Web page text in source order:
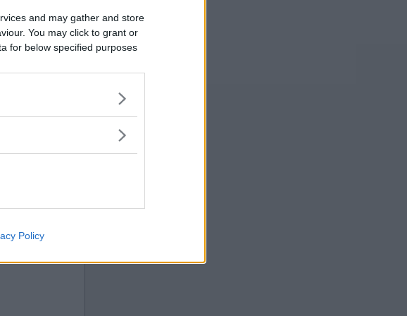
and may gather and store
You may click to grant or
for below specified purposes
Policy